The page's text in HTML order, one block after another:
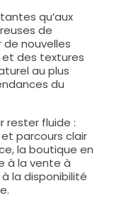
qu’aux
de
de nouvelles
et des textures
au plus
du
rester fluide :
parcours clair
la boutique en
à la vente à
la disponibilité